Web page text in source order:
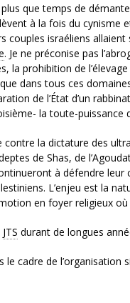
que temps de
à la fois du cynisme
couples israéliens
. Je ne préconise pas
la prohibition de
dans tous ces
de l’État d’un
la toute-
contre la dictature des
de Shas, de
à défendre
L’enjeu est la
en foyer religieux
JTS durant de longues
le cadre de l’organisation